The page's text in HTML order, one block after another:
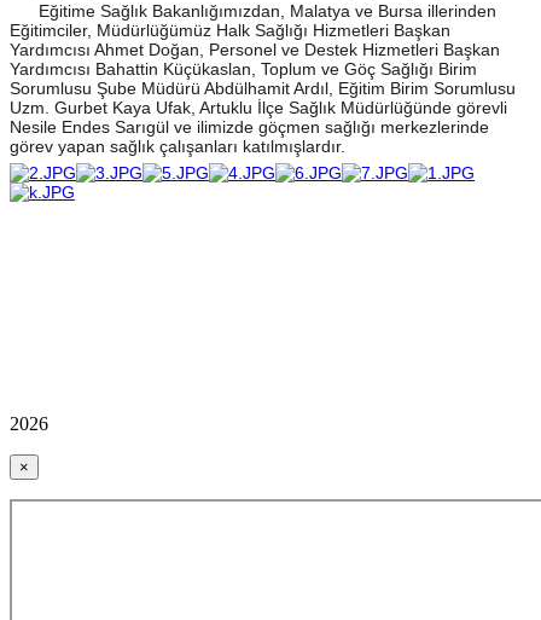
Eğitime Sağlık Bakanlığımızdan, Malatya ve Bursa illerinden
Eğitimciler, Müdürlüğümüz Halk Sağlığı Hizmetleri Başkan
Yardımcısı Ahmet Doğan, Personel ve Destek Hizmetleri Başkan
Yardımcısı Bahattin Küçükaslan, Toplum ve Göç Sağlığı Birim
Sorumlusu Şube Müdürü Abdülhamit Ardıl, Eğitim Birim Sorumlusu
Uzm. Gurbet Kaya Ufak, Artuklu İlçe Sağlık Müdürlüğünde görevli
Nesile Endes Sarıgül ve ilimizde göçmen sağlığı merkezlerinde
görev yapan sağlık çalışanları katılmışlardır.
2026
×